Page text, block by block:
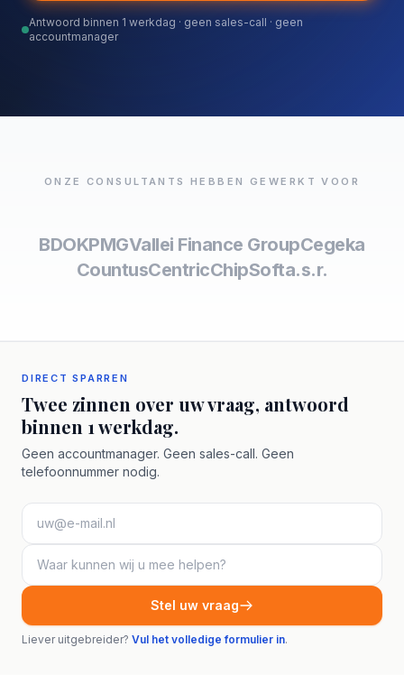
Antwoord binnen 1 werkdag · geen sales-call · geen
accountmanager
ONZE CONSULTANTS HEBBEN GEWERKT VOOR
BDOKPMGVallei Finance GroupCegeka
CountusCentricChipSofta.s.r.
DIRECT SPARREN
Twee zinnen over uw vraag, antwoord
binnen 1 werkdag.
Geen accountmanager. Geen sales-call. Geen
telefoonnummer nodig.
Stel uw vraag
Liever uitgebreider? Vul het volledige formulier in.